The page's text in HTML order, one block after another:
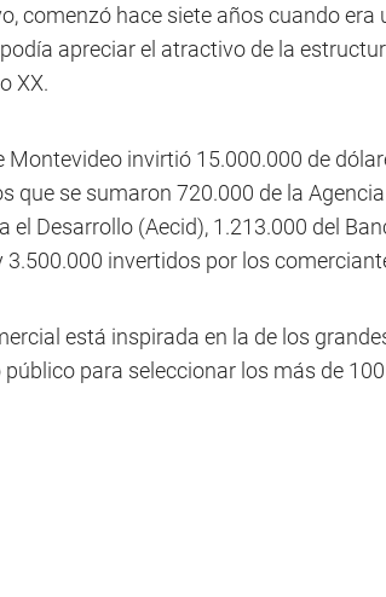
comenzó hace siete años cuando era
apreciar el atractivo de la
XX.
Montevideo invirtió 15.000.000 de
que se sumaron 720.000 de la
el Desarrollo (Aecid), 1.213.000 del
3.500.000 invertidos por los
está inspirada en la de los
para seleccionar los más de